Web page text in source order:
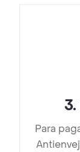
3.
Para